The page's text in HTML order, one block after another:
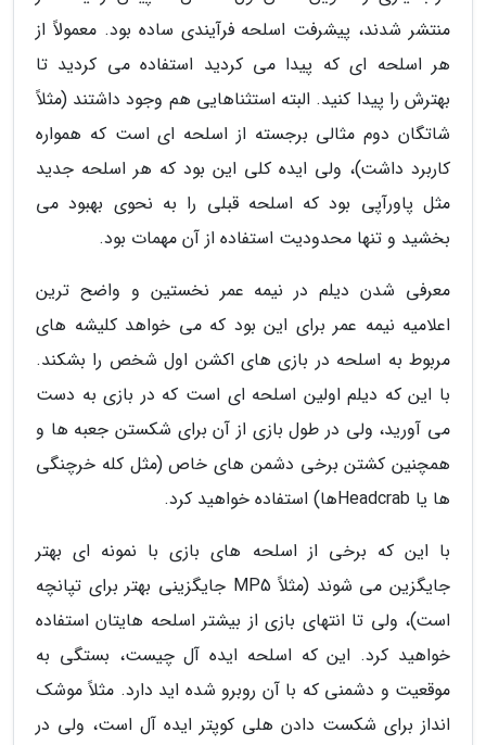
منتشر شدند، پیشرفت اسلحه فرآیندی ساده بود. معمولاً از
هر اسلحه ای که پیدا می کردید استفاده می کردید تا
بهترش را پیدا کنید. البته استثناهایی هم وجود داشتند (مثلاً
شاتگان دوم مثالی برجسته از اسلحه ای است که همواره
کاربرد داشت)، ولی ایده کلی این بود که هر اسلحه جدید
مثل پاورآپی بود که اسلحه قبلی را به نحوی بهبود می
بخشید و تنها محدودیت استفاده از آن مهمات بود.
معرفی شدن دیلم در نیمه عمر نخستین و واضح ترین
اعلامیه نیمه عمر برای این بود که می خواهد کلیشه های
مربوط به اسلحه در بازی های اکشن اول شخص را بشکند.
با این که دیلم اولین اسلحه ای است که در بازی به دست
می آورید، ولی در طول بازی از آن برای شکستن جعبه ها و
همچنین کشتن برخی دشمن های خاص (مثل کله خرچنگی
ها یا Headcrabها) استفاده خواهید کرد.
با این که برخی از اسلحه های بازی با نمونه ای بهتر
جایگزین می شوند (مثلاً MP5 جایگزینی بهتر برای تپانچه
است)، ولی تا انتهای بازی از بیشتر اسلحه هایتان استفاده
خواهید کرد. این که اسلحه ایده آل چیست، بستگی به
موقعیت و دشمنی که با آن روبرو شده اید دارد. مثلاً موشک
انداز برای شکست دادن هلی کوپتر ایده آل است، ولی در